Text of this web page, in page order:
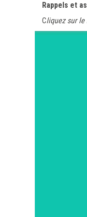
Rappels et
Cliquez sur le